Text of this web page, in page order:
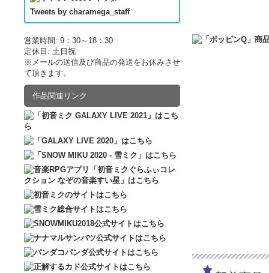
Tweets by charamega_staff
営業時間: 9：30～18：30
定休日: 土日祝
※メールの送信及び商品の発送をお休みさせ
て頂きます。
作品関連リンク
2017.02.15ポッピ